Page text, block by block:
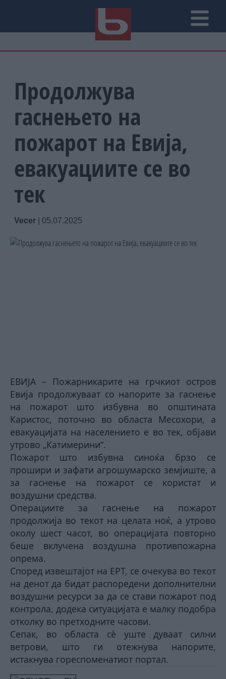
Продолжува
гаснењето на
пожарот на Евија,
евакуациите се во
тек
Vecer 05.07.2025
ЕВИЈА – Пожарникарите на грчкиот остров
Евија продолжуваат со напорите за гаснење
на пожарот што избувна во општината
Каристос, поточно во областа Месохори, а
евакуацијата на населението е во тек, објави
утрово „Катимерини“.
Пожарот што избувна синоќа брзо се
прошири и зафати агрошумарско земјиште, а
за гаснење на пожарот се користат и
воздушни средства.
Операциите за гаснење на пожарот
продолжија во текот на целата ноќ, а утрово
околу шест часот, во операцијата повторно
беше вклучена воздушна противпожарна
опрема.
Според извештајот на ЕРТ, се очекува во текот
на денот да бидат распоредени дополнителни
воздушни ресурси за да се стави пожарот под
контрола, додека ситуацијата е малку подобра
отколку во претходните часови.
Сепак, во областа сè уште дуваат силни
ветрови, што ги отежнува напорите,
истакнува гореспоменатиот портал.